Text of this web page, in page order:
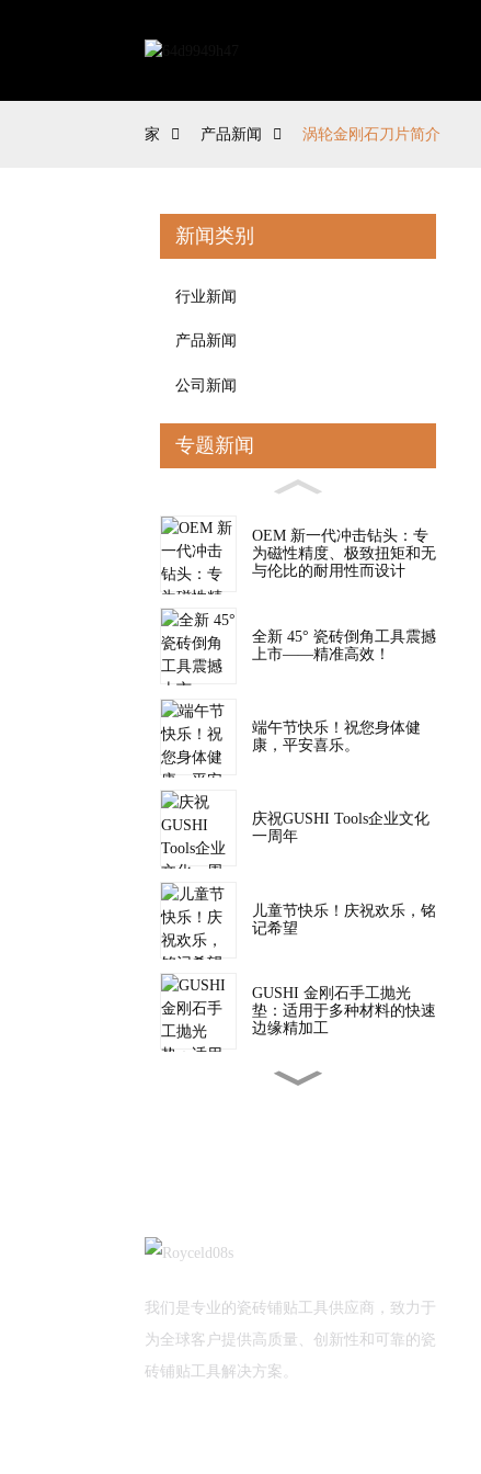
家 产品新闻 涡轮金刚石刀片简介
新闻类别
行业新闻
产品新闻
公司新闻
专题新闻
OEM 新一代冲击钻头：专
为磁性精度、极致扭矩和无
与伦比的耐用性而设计
全新 45° 瓷砖倒角工具震撼
上市——精准高效！
端午节快乐！祝您身体健
康，平安喜乐。
庆祝GUSHI Tools企业文化
一周年
儿童节快乐！庆祝欢乐，铭
记希望
GUSHI 金刚石手工抛光
垫：适用于多种材料的快速
边缘精加工
新年新气象！
我们是专业的瓷砖铺贴工具供应商，致力于
为全球客户提供高质量、创新性和可靠的瓷
砖铺贴工具解决方案。